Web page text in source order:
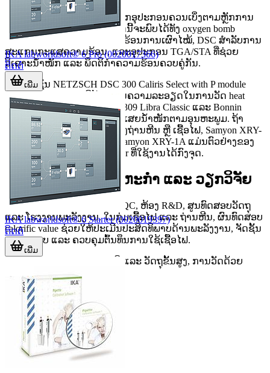
ສຳລັບຜູ້ໃຊ້ງານ B2B, ການເລືອກອຸປະກອນຄວນເບິ່ງຕາມຫຼັກການ
ວັດຫຼາຍກວ່າຊື່ສິນຄ້າ. ໃນໝວດນີ້ຈະພົບໄດ້ທັງ oxygen bomb
calorimeter ສຳລັບຫາຄ່າຄວາມຮ້ອນການເຜົາໄໝ້, DSC ສຳລັບການ
ສະແກນກະແສຄວາມຮ້ອນ, ແລະອຸປະກອນ TGA/STA ທີ່ຊ່ວຍ
ວິເຄາະນ້ຳໜັກ ແລະ ພຶດຕິກຳຄວາມຮ້ອນຄວບຄູ່ກັນ.
ຕົວຢ່າງເຊັ່ນ NETZSCH DSC 300 Caliris Select with P module
ເໝາະກັບວຽກ DSC ທີ່ຕ້ອງການຄວາມລະອຽດໃນການວັດ heat
flow, ຂະນະທີ່ NETZSCH TG 309 Libra Classic ແລະ Bonnin
TGA103 ຊ່ວຍຕິດຕາມການສູນເສຍນ້ຳໜັກຕາມອຸນຫະພູມ. ຖ້າ
ວຽກງານເນັ້ນຄ່າພະລັງງານຂອງຖ່ານຫີນ ຫຼື ເຊື້ອໄຟ, Samyon XRY-
1A+, Samyon XRY-1C ແລະ Samyon XRY-1A ແມ່ນຕົວຢ່າງຂອງ
ລະບົບ oxygen bomb calorimeter ທີ່ໃຊ້ງານໄດ້ກົງຈຸດ.
ການນຳໃຊ້ໃນອຸດສາຫະກຳ ແລະ ວຽກວິຈັຍ
Calorimeter ຖືກນຳໃຊ້ໃນຫ້ອງ QC, ຫ້ອງ R&D, ສູນທົດສອບວັດຖຸ
ແລະ ໂຮງງານພະລັງງານ. ໃນກຸ່ມເຊື້ອໄຟ ແລະ ຖ່ານຫີນ, ຜົນທົດສອບ
calorific value ຊ່ວຍໃຫ້ປະເມີນປະສິດທິພາບດ້ານພະລັງງານ, ຈັດຊັ້ນ
ຄຸນນະພາບ ແລະ ຄວບຄຸມຕົ້ນທຶນການໃຊ້ເຊື້ອໄຟ.
ໃນກຸ່ມ polymer, ຢາ, ສານເຄມີ ແລະ ວັດຖຸຂັ້ນສູງ, ການວັດດ້ວຍ
IKA labworldsoft® 6 Pro (0020017366)
ຕິດຕໍ່
ເພີ່ມ
IKA labworldsoft® 6 Starter (0020019397)
ຕິດຕໍ່
ເພີ່ມ